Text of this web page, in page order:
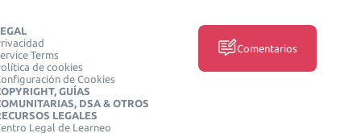
Terms
de cookies
de Cookies
GUÍAS
DSA & OTROS
LEGALES
Legal de Learneo
Comentarios